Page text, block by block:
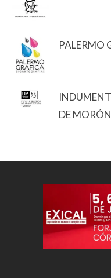
PALERMO
DE MORÓN